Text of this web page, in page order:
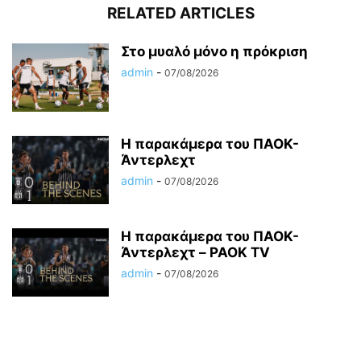
RELATED ARTICLES
Στο μυαλό μόνο η πρόκριση
admin - 07/08/2026
Η παρακάμερα του ΠΑΟΚ-
Άντερλεχτ
admin - 07/08/2026
Η παρακάμερα του ΠΑΟK-
Άντερλεχτ – PAOK TV
admin - 07/08/2026